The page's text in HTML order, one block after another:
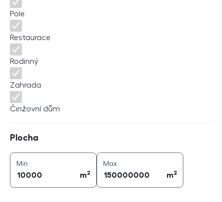
Pole
Restaurace
Rodinný
Zahrada
Činžovní dům
Plocha
Min
m2
Maxplocha (
m2